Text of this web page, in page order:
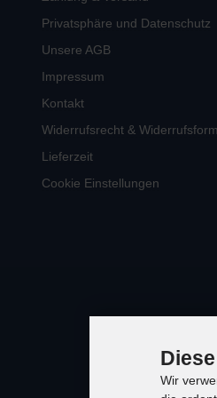
Privatsphäre und Datenschutz
Unsere AGB
Impressum
Kontakt
Widerrufsrecht &
Lieferzeit
Cookie Einstellungen
Wir